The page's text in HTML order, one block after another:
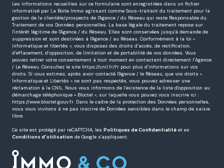
Les informations recueillies sur ce formulaire sont enregistrées dans un fichier
informatisé par La Boite Immo agissant comme Sous-traitant du traitement pour la
gestion de la clientèle/prospects de l'Agence / du Réseau qui reste Responsable du
Traitement de vos Données personnelles. La base légale du traitement repose sur
l'intérêt légitime de l'Agence / du Réseau. Elles sont conservées jusqu'à demande de
suppression et sont destinées à l'Agence / au Réseau. Conformément à la loi «
informatique et libertés », vous disposez des droits d’accès, de rectification,
d’effacement, d’opposition, de limitation et de portabilité de vos données. Vous
pouvez retirer votre consentement à tout moment en contactant directement l’Agence
/ Le Réseau. Consultez le site https://cnil.fr/fr pour plus d’informations sur vos
droits. Si vous estimez, après avoir contacté l'Agence / le Réseau, que vos droits «
Informatique et Libertés » ne sont pas respectés, vous pouvez adresser une
réclamation à la CNIL. Nous vous informons de l’existence de la liste d'opposition au
démarchage téléphonique « Bloctel », sur laquelle vous pouvez vous inscrire ici :
https://www.bloctel.gouv.fr. Dans le cadre de la protection des Données personnelles,
nous vous invitons à ne pas inscrire de Données sensibles dans le champ de saisie
libre.
Ce site est protégé par reCAPTCHA, les Politiques de Confidentialité et es
Conditions d'utilisation de Google s'appliquent.